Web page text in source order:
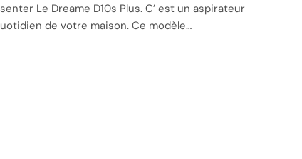
Le Dreame D10s Plus. C’ est un aspirateur
de votre maison. Ce modèle…